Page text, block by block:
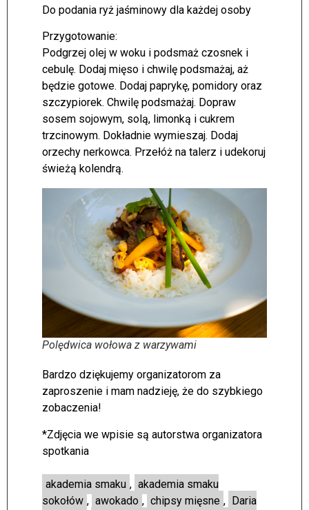
Do podania ryż jaśminowy dla każdej osoby
Przygotowanie:
Podgrzej olej w woku i podsmaż czosnek i
cebulę. Dodaj mięso i chwilę podsmażaj, aż
będzie gotowe. Dodaj paprykę, pomidory oraz
szczypiorek. Chwilę podsmażaj. Dopraw
sosem sojowym, solą, limonką i cukrem
trzcinowym. Dokładnie wymieszaj. Dodaj
orzechy nerkowca. Przełóż na talerz i udekoruj
świeżą kolendrą.
Polędwica wołowa z warzywami
Bardzo dziękujemy organizatorom za
zaproszenie i mam nadzieję, że do szybkiego
zobaczenia!
*Zdjęcia we wpisie są autorstwa organizatora
spotkania
akademia smaku , akademia smaku
sokołów , awokado , chipsy mięsne ,
Daria